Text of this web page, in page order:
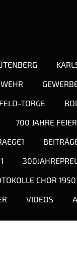
FELD-TORGE
700 JAHRE FEIER
CHOR
VIDEOS